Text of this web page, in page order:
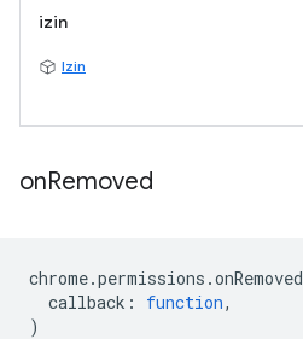
izin
Izin
onRemoved
chrome.permissions .onRemoved
callback : function,
)